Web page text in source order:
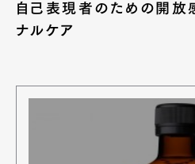
自己表現者のための開放
ナルケア